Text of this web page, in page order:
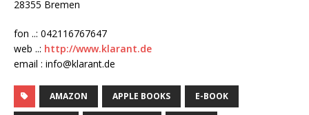
28355 Bremen
fon ..: 042116767647
web ..: http://www.klarant.de
email : info@klarant.de
AMAZON APPLE BOOKS E-BOOK